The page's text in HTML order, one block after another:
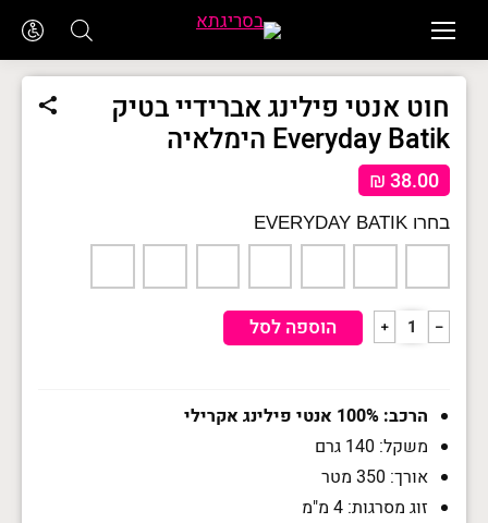
חוט אנטי פילינג אברידיי בטיק
Everyday Batik הימלאיה
₪38.00
EVERYDAY BATIK
כמות
של
אברידיי
בטיק
Everyday
Batik
הימלאיה
﹣
﹢ הוספה לסל
הרכב: 100% אנטי פילינג אקרילי
משקל: 140 גרם
אורך: 350 מטר
זוג מסרגות: 4 מ"מ